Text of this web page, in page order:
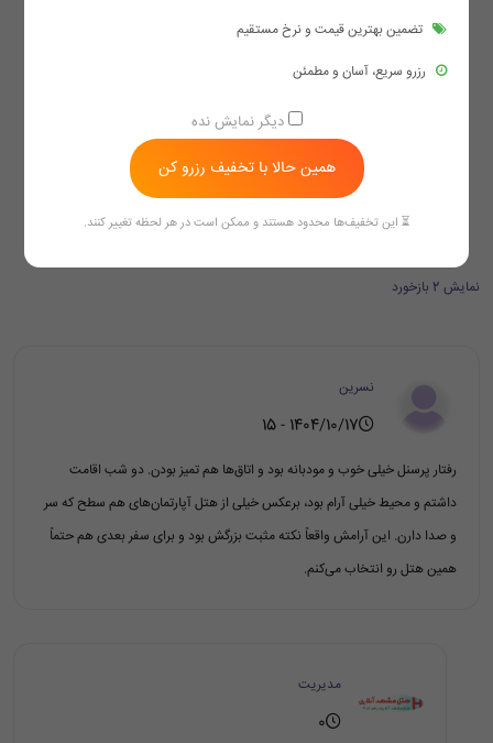
نمایش 2 بازخورد
نسرین
1404/10/17 - 15
رفتار پرسنل خیلی خوب و مودبانه بود و اتاق‌ها هم تمیز بودن. دو شب اقامت
داشتم و محیط خیلی آرام بود، برعکس خیلی از هتل آپارتمان‌های هم سطح که سر
و صدا دارن. این آرامش واقعاً نکته مثبت بزرگش بود و برای سفر بعدی هم حتماً
همین هتل رو انتخاب می‌کنم.
مدیریت
0
تضمین بهترین قیمت و نرخ مستقیم
رزرو سریع، آسان و مطمئن
دیگر نمایش نده
همین حالا با تخفیف رزرو کن
⏳ این تخفیف‌ها محدود هستند و ممکن است در هر لحظه تغییر کنند.